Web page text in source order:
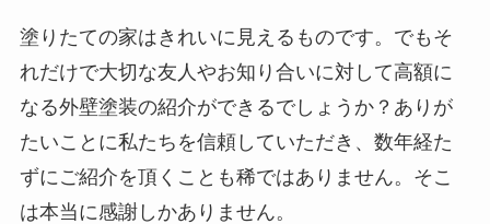
塗りたての家はきれいに見えるものです。でもそ
れだけで大切な友人やお知り合いに対して高額に
なる外壁塗装の紹介ができるでしょうか？ありが
たいことに私たちを信頼していただき、数年経た
ずにご紹介を頂くことも稀ではありません。そこ
は本当に感謝しかありません。